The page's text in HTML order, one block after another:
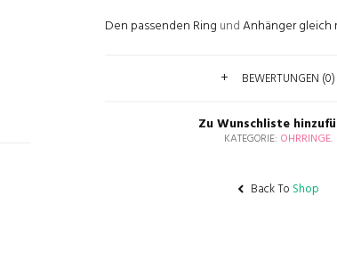
Den passenden Ring undAnhänger gleich
BEWERTUNGEN (0)
Zu Wunschliste
KATEGORIE: OHRRINGE.
Back To Shop